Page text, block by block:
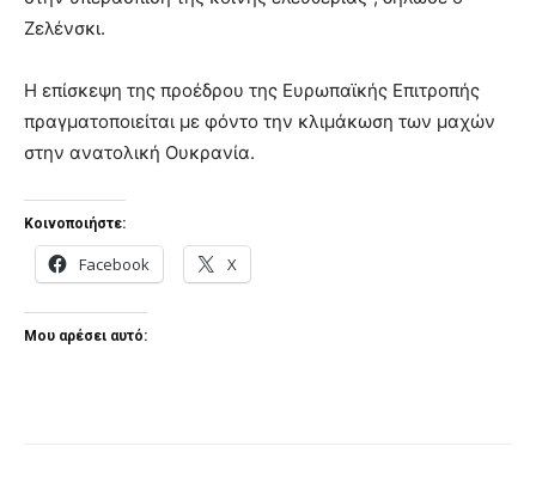
Ζελένσκι.
Η επίσκεψη της προέδρου της Ευρωπαϊκής Επιτροπής
πραγματοποιείται με φόντο την κλιμάκωση των μαχών
στην ανατολική Ουκρανία.
Κοινοποιήστε:
Facebook X
Μου αρέσει αυτό: